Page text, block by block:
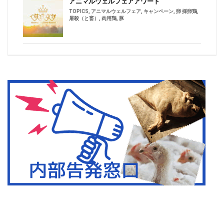
TOPICS アニマルウェルフェア キャンペーン 卵 採卵鶏
屠殺（と畜）
肉用鶏 豚